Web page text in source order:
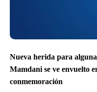
Nueva herida para
Mamdani se ve envuelto
conmemoración